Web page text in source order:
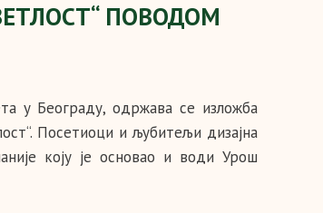
ПОВОДОМ
у Београду, одржава се изложба
Посетиоци и љубитељи дизајна
коју је основао и води Урош